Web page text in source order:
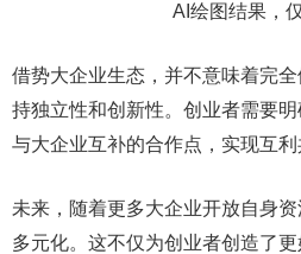
AI绘图结果，
借势大企业生态，并不意味着完
持独立性和创新性。创业者需要
与大企业互补的合作点，实现互利
未来，随着更多大企业开放自身
多元化。这不仅为创业者创造了